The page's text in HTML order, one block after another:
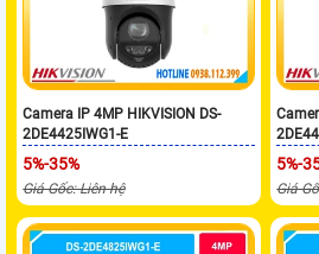
Camera IP 4MP HIKVISION DS-
2DE4425IWG1-E
5%-35%
Giá Gốc: Liên hệ
5%-
Giá